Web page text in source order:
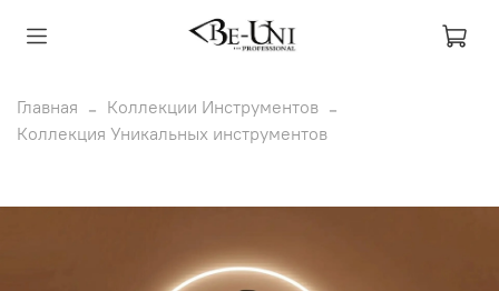
Главная
Коллекции Инструментов
Коллекция Уникальных инструментов